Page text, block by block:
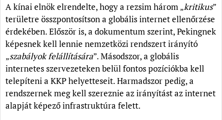
A kínai elnök elrendelte, hogy a rezsim három „kritikus”
területre összpontosítson a globális internet ellenőrzése
érdekében. Először is, a dokumentum szerint, Pekingnek
képesnek kell lennie nemzetközi rendszert irányító
„szabályok felállítására”. Másodszor, a globális
internetes szervezeteken belül fontos pozíciókba kell
telepíteni a KKP helyetteseit. Harmadszor pedig, a
rendszernek meg kell szereznie az irányítást az internet
alapját képező infrastruktúra felett.